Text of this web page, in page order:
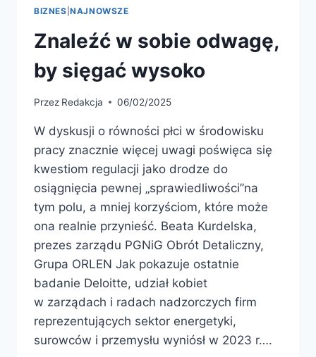
BIZNES |NAJNOWSZE
Znaleźć w sobie odwagę,
by sięgać wysoko
Przez Redakcja 06/02/2025
W dyskusji o równości płci w środowisku
pracy znacznie więcej uwagi poświęca się
kwestiom regulacji jako drodze do
osiągnięcia pewnej „sprawiedliwości”na
tym polu, a mniej korzyściom, które może
ona realnie przynieść. Beata Kurdelska,
prezes zarządu PGNiG Obrót Detaliczny,
Grupa ORLEN Jak pokazuje ostatnie
badanie Deloitte, udział kobiet
w zarządach i radach nadzorczych firm
reprezentujących sektor energetyki,
surowców i przemysłu wyniósł w 2023 r….